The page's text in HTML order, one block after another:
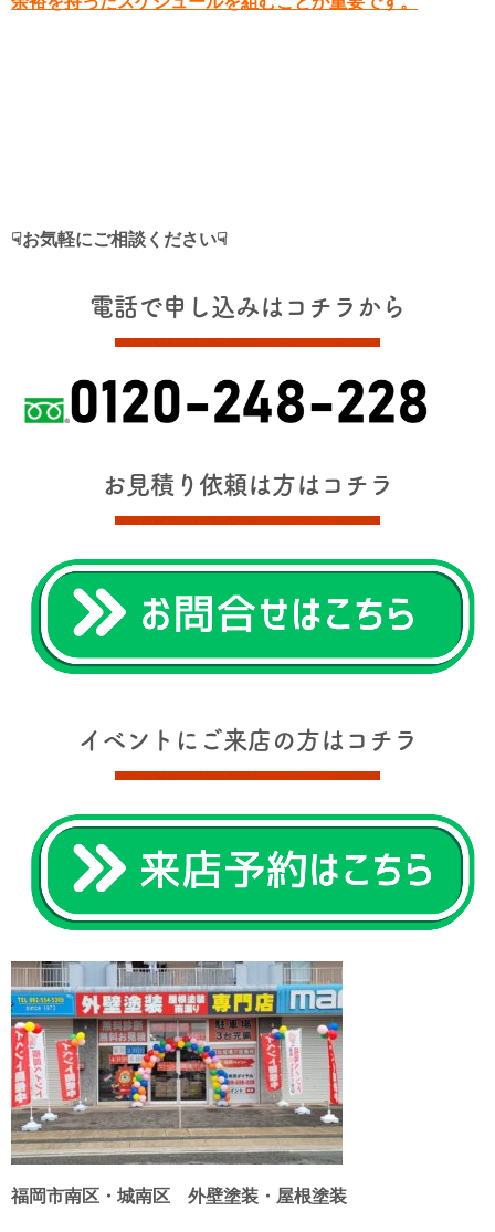
☟お気軽にご相談ください☟
電話で申し込みはコチラから
お見積り依頼は方はコチラ
イベントにご来店の方はコチラ
福岡市南区・城南区 外壁塗装・屋根塗装